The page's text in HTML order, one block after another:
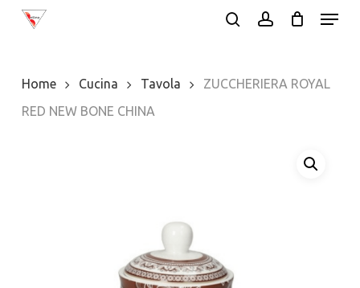
Skip
content
Menu
Home Cucina Tavola
ZUCCHERIERA ROYAL
RED NEW BONE CHINA
Menu